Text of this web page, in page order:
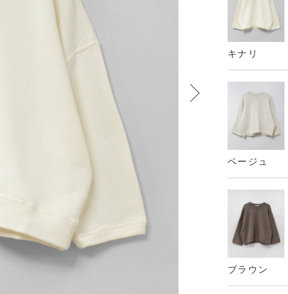
キナリ
ベージュ
ブラウン